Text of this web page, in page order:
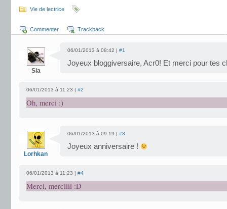
Vie de lectrice
Commenter Trackback
Sia
06/01/2013 à 08:42 | #1
Joyeux bloggiversaire, Acr0! Et merci pour tes
06/01/2013 à 11:23 | #2
Oh, merci :)
Lorhkan
06/01/2013 à 09:19 | #3
Joyeux anniversaire !
06/01/2013 à 11:23 | #4
Merci, merciiii :D